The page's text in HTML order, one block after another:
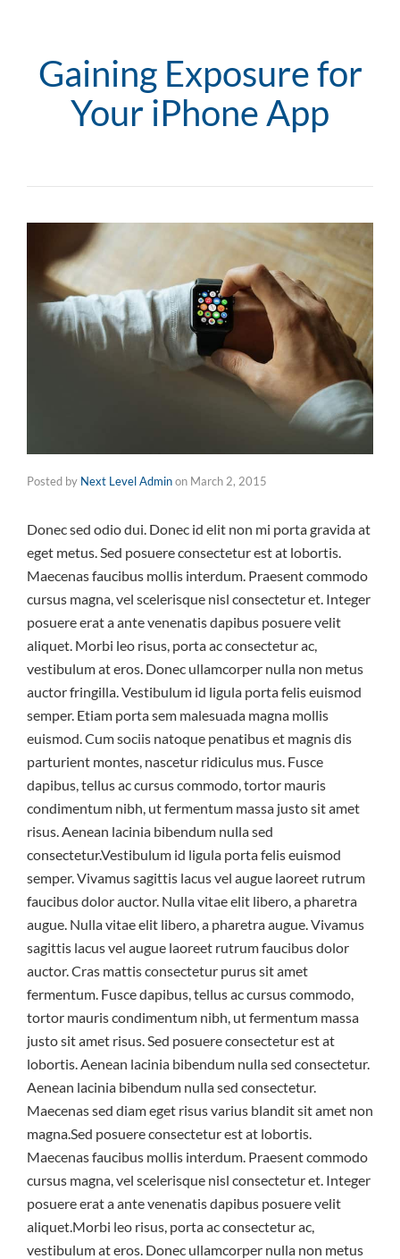
Gaining Exposure for
Your iPhone App
Posted by Next Level Adminon March 2, 2015
Donec sed odio dui. Donec id elit non mi porta gravida at
eget metus. Sed posuere consectetur est at lobortis.
Maecenas faucibus mollis interdum. Praesent commodo
cursus magna, vel scelerisque nisl consectetur et. Integer
posuere erat a ante venenatis dapibus posuere velit
aliquet. Morbi leo risus, porta ac consectetur ac,
vestibulum at eros. Donec ullamcorper nulla non metus
auctor fringilla. Vestibulum id ligula porta felis euismod
semper. Etiam porta sem malesuada magna mollis
euismod. Cum sociis natoque penatibus et magnis dis
parturient montes, nascetur ridiculus mus. Fusce
dapibus, tellus ac cursus commodo, tortor mauris
condimentum nibh, ut fermentum massa justo sit amet
risus. Aenean lacinia bibendum nulla sed
consectetur.Vestibulum id ligula porta felis euismod
semper. Vivamus sagittis lacus vel augue laoreet rutrum
faucibus dolor auctor. Nulla vitae elit libero, a pharetra
augue. Nulla vitae elit libero, a pharetra augue. Vivamus
sagittis lacus vel augue laoreet rutrum faucibus dolor
auctor. Cras mattis consectetur purus sit amet
fermentum. Fusce dapibus, tellus ac cursus commodo,
tortor mauris condimentum nibh, ut fermentum massa
justo sit amet risus. Sed posuere consectetur est at
lobortis. Aenean lacinia bibendum nulla sed consectetur.
Aenean lacinia bibendum nulla sed consectetur.
Maecenas sed diam eget risus varius blandit sit amet non
magna.Sed posuere consectetur est at lobortis.
Maecenas faucibus mollis interdum. Praesent commodo
cursus magna, vel scelerisque nisl consectetur et. Integer
posuere erat a ante venenatis dapibus posuere velit
aliquet.Morbi leo risus, porta ac consectetur ac,
vestibulum at eros. Donec ullamcorper nulla non metus